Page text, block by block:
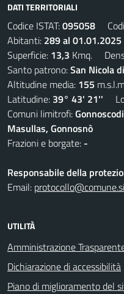
DATI TERRITORIALI
Codice ISTAT:095058
Abitanti: 289 al 01.01.2025
Superficie: 13,3 Kmq.
Santo patrono:San Nicola
Altitudine media: 155
Latitudine: 39° 43' 21''
Comuni limitrofi:
Masullas, Gonnosnò
Frazioni e borgate: -
Responsabile della
Email:
UTILITÀ
Amministrazione
Dichiarazione di accessibilità
Piano di miglioramento del